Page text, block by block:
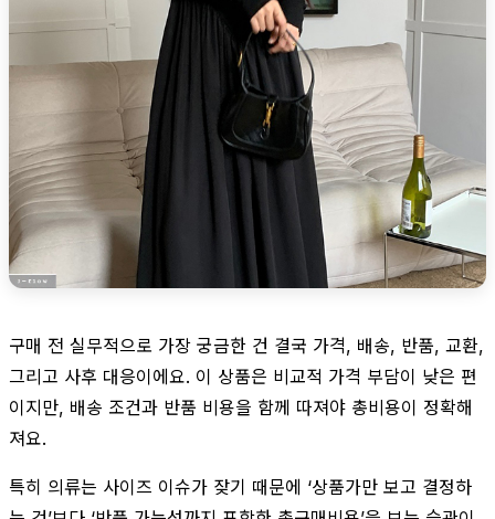
구매 전 실무적으로 가장 궁금한 건 결국 가격, 배송, 반품, 교환,
그리고 사후 대응이에요. 이 상품은 비교적 가격 부담이 낮은 편
이지만, 배송 조건과 반품 비용을 함께 따져야 총비용이 정확해
져요.
특히 의류는 사이즈 이슈가 잦기 때문에 ‘상품가만 보고 결정하